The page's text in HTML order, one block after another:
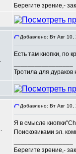
Берегите зрение,-
Добавлено: Вт Авг
Есть там кнопки, по
Тротила для
Добавлено: Вт Авг
Я в смысле
Поисковиками эл.
Берегите зрение,-